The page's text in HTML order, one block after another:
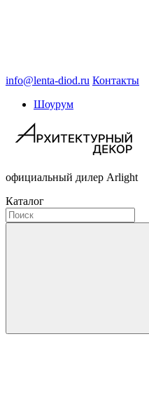
info@lenta-diod.ru Контакты
Шоурум
официальный дилер Arlight
Каталог